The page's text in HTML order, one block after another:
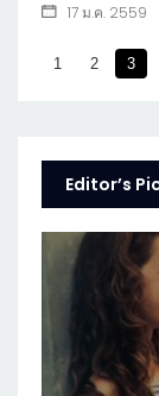
17 ม.ค. 2559
1 2 3
Editor’s